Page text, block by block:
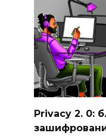
Privacy 2. 0: